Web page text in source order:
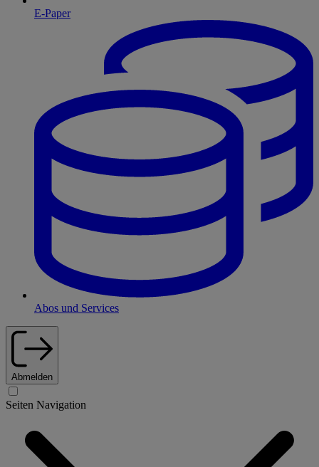
E-Paper
Abos und Services
Abmelden
Seiten Navigation